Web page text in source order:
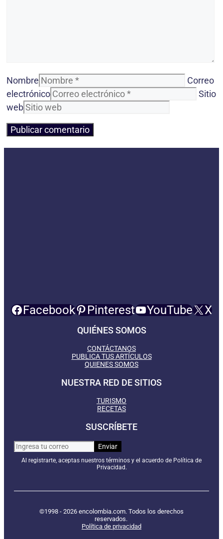
Nombre
Correo
electrónico
Sitio
web
Facebook Pinterest YouTube X
QUIÉNES SOMOS
CONTÁCTANOS
PUBLICA TUS ARTÍCULOS
QUIENES SOMOS
NUESTRA RED DE SITIOS
TURISMO
RECETAS
SUSCRÍBETE
Al registrarte, aceptas nuestros términos y el acuerdo de Política de
Privacidad.
©1998 - 2026 encolombia.com. Todos los derechos
reservados.
Política de privacidad